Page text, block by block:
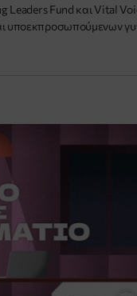
Leaders Fund και Vital
υποεκπροσωπούμενων